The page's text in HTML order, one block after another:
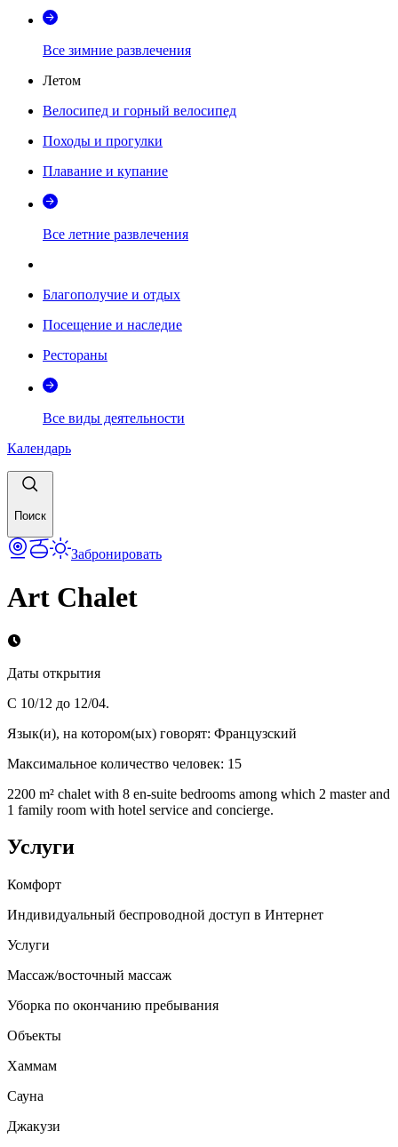
Все зимние развлечения
Летом
Велосипед и горный велосипед
Походы и прогулки
Плавание и купание
Все летние развлечения
Благополучие и отдых
Посещение и наследие
Рестораны
Все виды деятельности
Календарь
Поиск
Забронировать
Art Chalet
Даты открытия
С 10/12 до 12/04.
Язык(и), на котором(ых) говорят: Французский
Максимальное количество человек: 15
2200 m² chalet with 8 en-suite bedrooms among which 2 master and
1 family room with hotel service and concierge.
Услуги
Комфорт
Индивидуальный беспроводной доступ в Интернет
Услуги
Массаж/восточный массаж
Уборка по окончанию пребывания
Объекты
Хаммам
Сауна
Джакузи